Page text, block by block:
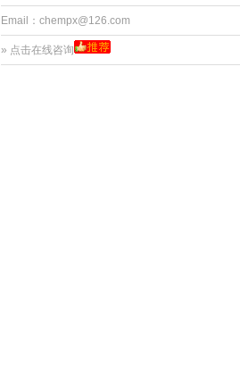
Email：chempx@126.com
» 点击在线咨询